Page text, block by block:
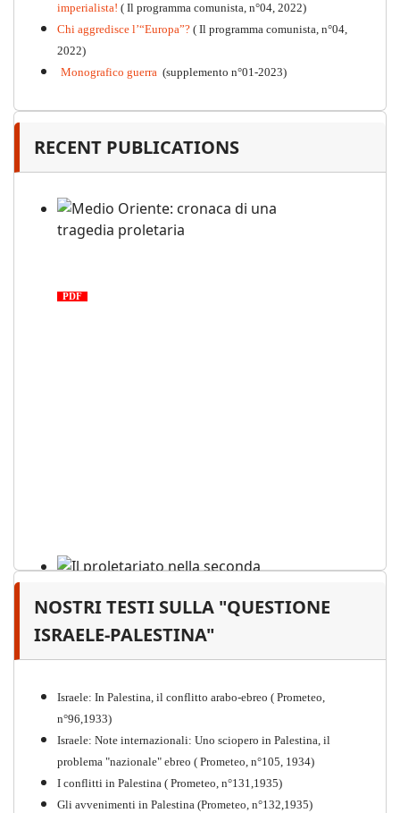
imperialista! ( Il programma comunista, n°04, 2022)
Chi aggredisce l’“Europa”? ( Il programma comunista, n°04,
2022)
Monografico guerra (supplemento n°01-2023)
RECENT PUBLICATIONS
PDF
Il proletariato nella seconda
guerra mondiale e nella
NOSTRI TESTI SULLA "QUESTIONE
ISRAELE-PALESTINA"
Israele: In Palestina, il conflitto arabo-ebreo ( Prometeo,
n°96,1933)
Israele: Note internazionali: Uno sciopero in Palestina, il
problema "nazionale" ebreo ( Prometeo, n°105, 1934)
I conflitti in Palestina ( Prometeo, n°131,1935)
Gli avvenimenti in Palestina (Prometeo, n°132,1935)